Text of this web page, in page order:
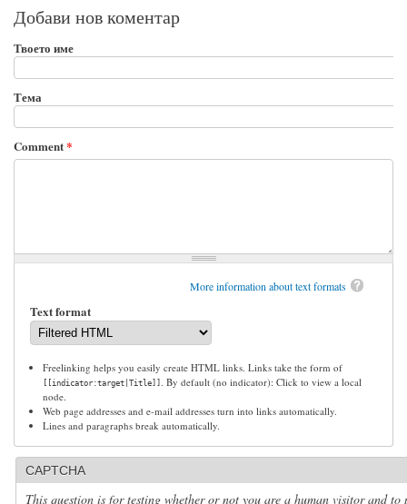
Добави нов коментар
Твоето име
Тема
Comment*
More information about text formats
Text format
Freelinking helps you easily create HTML links. Links take the form of
[[indicator:target|Title]] . By default (no indicator): Click to view a local
node.
Web page addresses and e-mail addresses turn into links automatically.
Lines and paragraphs break automatically.
CAPTCHA
This question is for testing whether or not you are a human visitor and to